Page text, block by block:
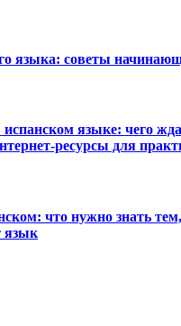
языка: советы
языке: чего
ресурсы для
что нужно знать
язык